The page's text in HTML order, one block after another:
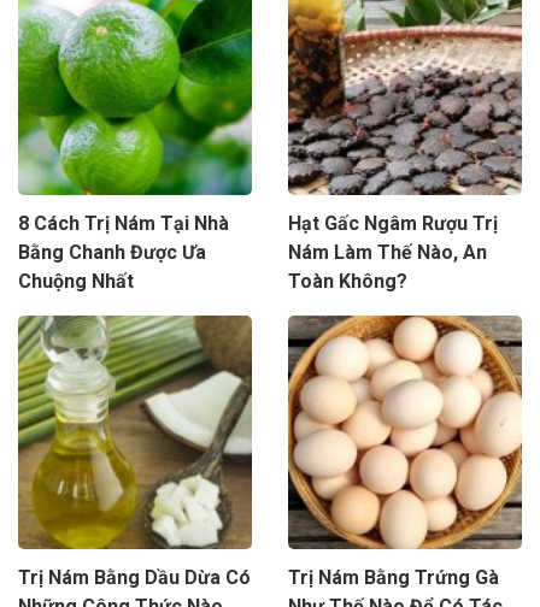
8 Cách Trị Nám Tại Nhà
Bằng Chanh Được Ưa
Chuộng Nhất
Hạt Gấc Ngâm Rượu Trị
Nám Làm Thế Nào, An
Toàn Không?
Trị Nám Bằng Dầu Dừa Có
Trị Nám Bằng Trứng Gà